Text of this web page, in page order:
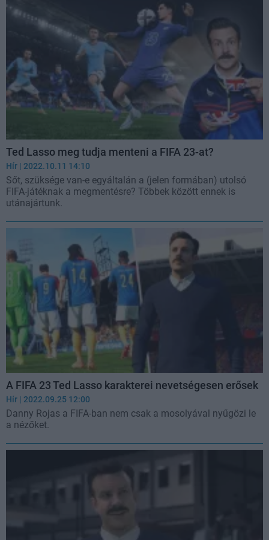
Ted Lasso meg tudja menteni a FIFA 23-at?
Hír | 2022.10.11 14:10
Sőt, szüksége van-e egyáltalán a (jelen formában) utolsó
FIFA-játéknak a megmentésre? Többek között ennek is
utánajártunk.
A FIFA 23 Ted Lasso karakterei nevetségesen erősek
Hír | 2022.09.25 12:00
Danny Rojas a FIFA-ban nem csak a mosolyával nyűgözi le
a nézőket.